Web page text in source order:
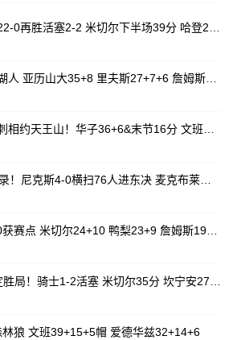
狼 文班39+15+5帽 爱德华兹32+14+6